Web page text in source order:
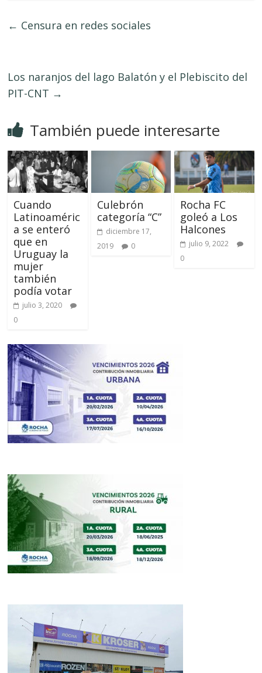
← Censura en redes sociales
Los naranjos del lago Balatón y el Plebiscito del
PIT-CNT →
También puede interesarte
Cuando
Latinoaméric
a se enteró
que en
Uruguay la
mujer
también
podía votar
julio 3, 2020
0
Culebrón
categoría “C”
diciembre 17,
2019
0
Rocha FC
goleó a Los
Halcones
julio 9, 2022
0